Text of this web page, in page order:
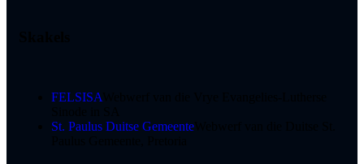
FELSISAWebwerf van die Vrye Evangelies-Lutherse
St. Paulus Duitse Gemeente